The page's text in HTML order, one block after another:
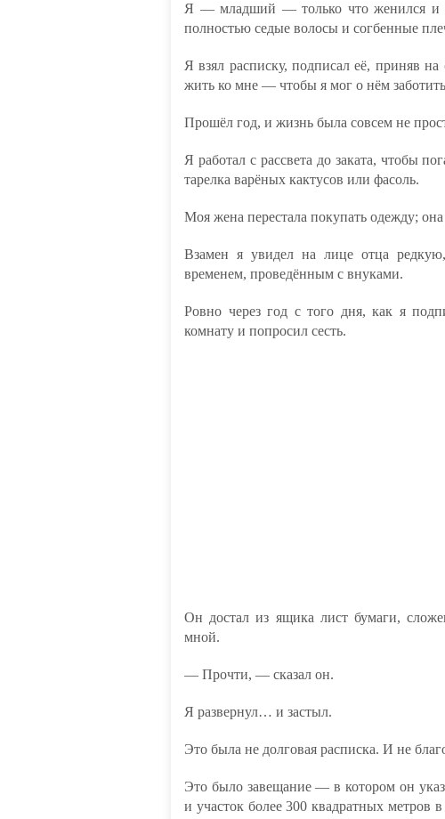
Я — младший — только что женился и
полностью седые волосы и согбенные
Я взял расписку, подписал её, приняв
жить ко мне — чтобы я мог о нём
Прошёл год, и жизнь была совсем не
Я работал с рассвета до заката, чтобы
тарелка варёных кактусов или фасоль.
Моя жена перестала покупать одежду;
Взамен я увидел на лице отца
временем, проведённым с внуками.
Ровно через год с того дня, как я
комнату и попросил сесть.
Он достал из ящика лист бумаги,
мной.
— Прочти, — сказал он.
Я развернул… и застыл.
Это была не долговая расписка. И не
Это было завещание — в котором он
и участок более 300 квадратных метров